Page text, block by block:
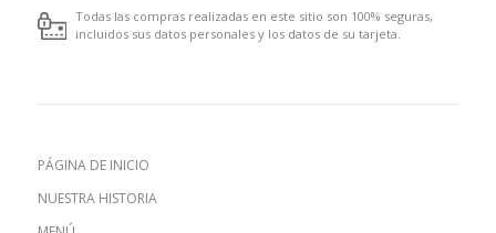
Todas las compras realizadas en este sitio son 100% seguras,
incluidos sus datos personales y los datos de su tarjeta.
PÁGINA DE INICIO
NUESTRA HISTORIA